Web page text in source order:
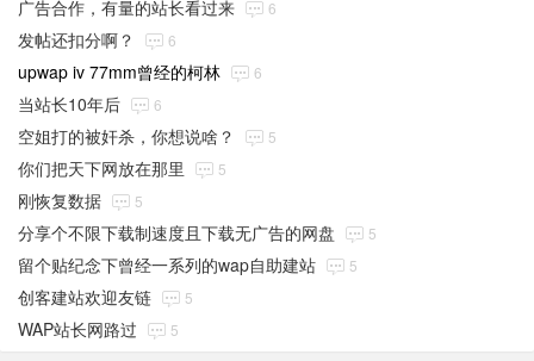
广告合作，有量的站长看过来 6
发帖还扣分啊？ 6
upwap iv 77mm曾经的柯林 6
当站长10年后 6
空姐打的被奸杀，你想说啥？ 5
你们把天下网放在那里 5
刚恢复数据 5
分享个不限下载制速度且下载无广告的网盘 5
留个贴纪念下曾经一系列的wap自助建站 5
创客建站欢迎友链 5
WAP站长网路过 5